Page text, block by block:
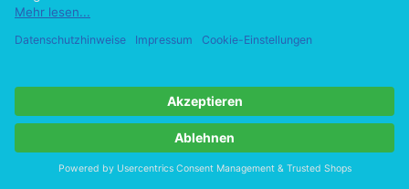
Hilfe/FAQ
Impressum
Vertrag widerrufen
Zur Desktop-Version
Copyright ©Imprint in der Bedey & Thoms Media GmbH
byOpen Publishing
Cookie-Einstellungen